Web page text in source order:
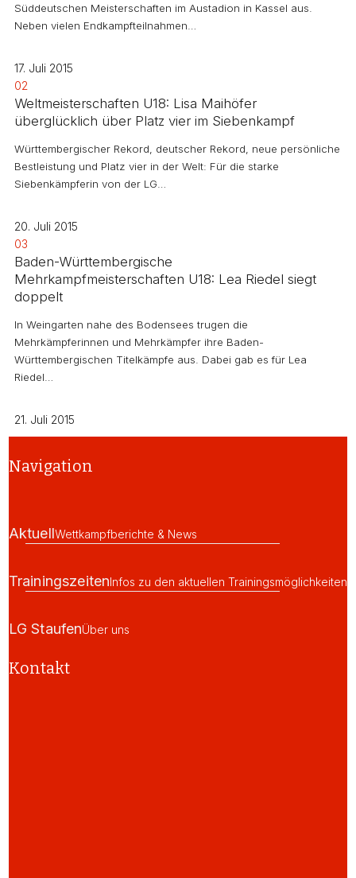
Süddeutschen Meisterschaften im Austadion in Kassel aus.
Neben vielen Endkampfteilnahmen…
17. Juli 2015
02
Weltmeisterschaften U18: Lisa Maihöfer
überglücklich über Platz vier im Siebenkampf
Württembergischer Rekord, deutscher Rekord, neue persönliche
Bestleistung und Platz vier in der Welt: Für die starke
Siebenkämpferin von der LG…
20. Juli 2015
03
Baden-Württembergische
Mehrkampfmeisterschaften U18: Lea Riedel siegt
doppelt
In Weingarten nahe des Bodensees trugen die
Mehrkämpferinnen und Mehrkämpfer ihre Baden-
Württembergischen Titelkämpfe aus. Dabei gab es für Lea
Riedel…
21. Juli 2015
Navigation
AktuellWettkampfberichte & News
Trainingszeiten Infos zu den aktuellen Trainingsmöglichkeiten
LG StaufenÜber uns
Kontakt